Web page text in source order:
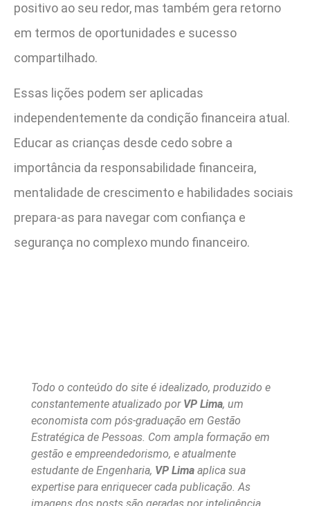
positivo ao seu redor, mas também gera retorno
em termos de oportunidades e sucesso
compartilhado​.
Essas lições podem ser aplicadas
independentemente da condição financeira atual.
Educar as crianças desde cedo sobre a
importância da responsabilidade financeira,
mentalidade de crescimento e habilidades sociais
prepara-as para navegar com confiança e
segurança no complexo mundo financeiro.
Todo o conteúdo do site é idealizado, produzido e
constantemente atualizado por VP Lima, um
economista com pós-graduação em Gestão
Estratégica de Pessoas. Com ampla formação em
gestão e empreendedorismo, e atualmente
estudante de Engenharia, VP Lima aplica sua
expertise para enriquecer cada publicação. As